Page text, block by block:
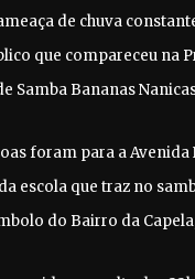
de chuva
que compareceu na
Samba Bananas
foram para a Avenida
escola que traz no
do Bairro da